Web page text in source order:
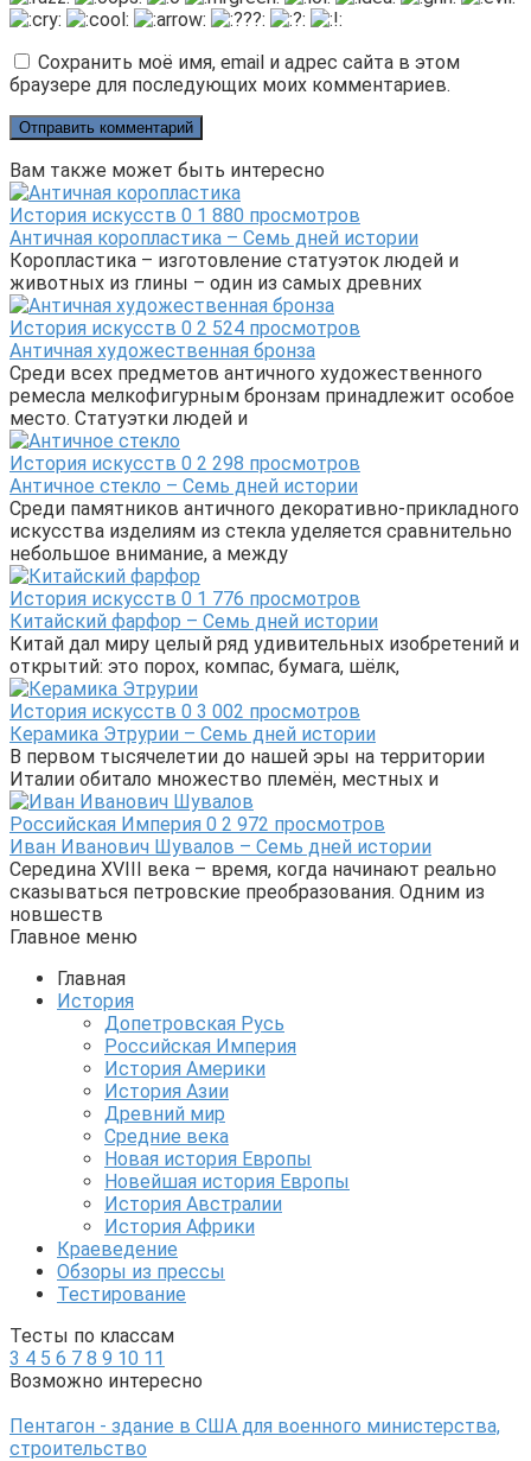
Сохранить моё имя, email и адрес сайта в этом
браузере для последующих моих комментариев.
Вам также может быть интересно
История искусств 0 1 880 просмотров
Античная коропластика – Семь дней истории
Коропластика – изготовление статуэток людей и
животных из глины – один из самых древних
История искусств 0 2 524 просмотров
Античная художественная бронза
Среди всех предметов античного художественного
ремесла мелкофигурным бронзам принадлежит особое
место. Статуэтки людей и
История искусств 0 2 298 просмотров
Античное стекло – Семь дней истории
Среди памятников античного декоративно-прикладного
искусства изделиям из стекла уделяется сравнительно
небольшое внимание, а между
История искусств 0 1 776 просмотров
Китайский фарфор – Семь дней истории
Китай дал миру целый ряд удивительных изобретений и
открытий: это порох, компас, бумага, шёлк,
История искусств 0 3 002 просмотров
Керамика Этрурии – Семь дней истории
В первом тысячелетии до нашей эры на территории
Италии обитало множество племён, местных и
Российская Империя 0 2 972 просмотров
Иван Иванович Шувалов – Семь дней истории
Середина XVIII века – время, когда начинают реально
сказываться петровские преобразования. Одним из
новшеств
Главное меню
Главная
История
Допетровская Русь
Российская Империя
История Америки
История Азии
Древний мир
Средние века
Новая история Европы
Новейшая история Европы
История Австралии
История Африки
Краеведение
Обзоры из прессы
Тестирование
Тесты по классам
3 4 5 6 7 8 9 10 11
Возможно интересно
Пентагон - здание в США для военного министерства,
строительство